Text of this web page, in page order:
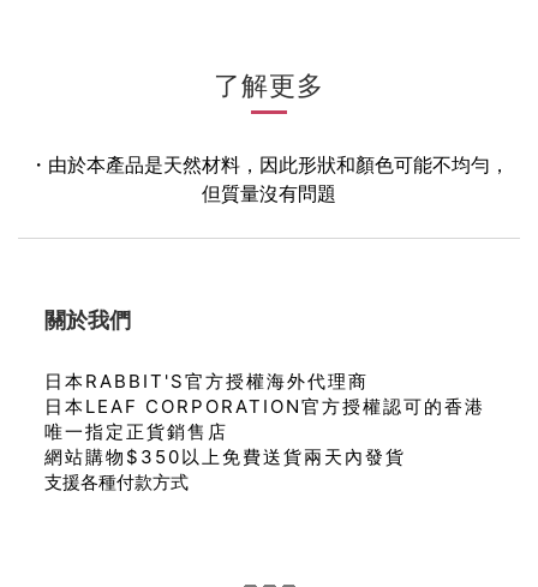
了解更多
・由於本產品是天然材料，因此形狀和顏色可能不均勻，
但質量沒有問題
關於我們
日本RABBIT'S官方授權海外代理商
日本LEAF CORPORATION官方授權認可的香港
唯一指定正貨銷售店
網站購物$350以上免費送貨兩天內發貨
支援各種付款方式